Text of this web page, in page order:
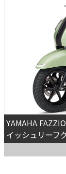
YAMAHA
イッシュリーフ